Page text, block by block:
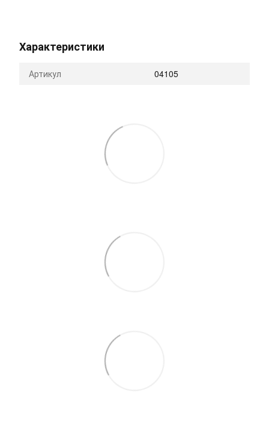
Характеристики
Артикул 04105